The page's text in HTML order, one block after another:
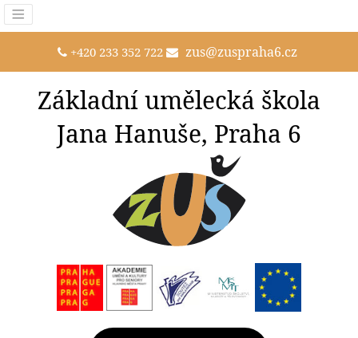
+420 233 352 722 zus@zuspraha6.cz
Základní umělecká škola
Jana Hanuše, Praha 6